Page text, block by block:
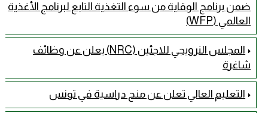
ضمن برنامج الوقاية من سوء التغذية التابع لبرنامج الأغذية
العالمي (WFP)
المجلس النرويجي للاجئين (NRC) يعلن عن وظائف
شاغرة
التعليم العالي تعلن عن منح دراسية في تونس